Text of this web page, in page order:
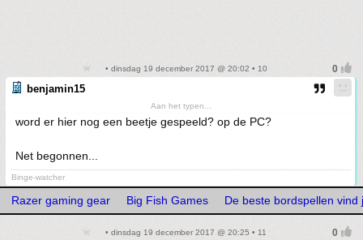
• dinsdag 19 december 2017 @ 20:02 • 10
benjamin15
Aan het typen...
word er hier nog een beetje gespeeld? op de PC?
Net begonnen...
Binge-watcher
Razer gaming gear Big Fish Games De beste bordspellen vind
• dinsdag 19 december 2017 @ 20:25 • 11